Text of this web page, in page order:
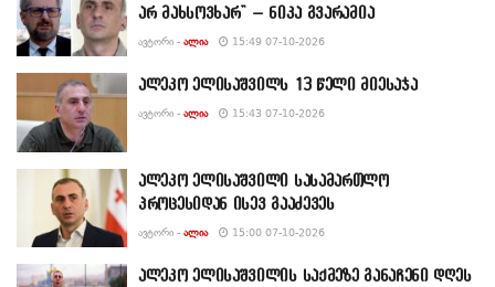
არ მახსოვხარ” – ნიკა გვარამია
ᲐᲕᲢᲝᲠᲘ - ᲐᲚᲘᲐ 15:49 07-10-2026
ალეკო ელისაშვილს 13 წელი მიესაჯა
ᲐᲕᲢᲝᲠᲘ - ᲐᲚᲘᲐ 15:43 07-10-2026
ალეკო ელისაშვილი სასამართლო
პროცესიდან ისევ გააძევეს
ᲐᲕᲢᲝᲠᲘ - ᲐᲚᲘᲐ 15:00 07-10-2026
ალეკო ელისაშვილის საქმეზე განაჩენი დღეს